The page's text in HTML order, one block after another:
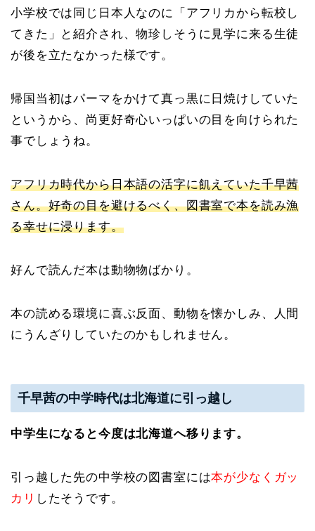
小学校では同じ日本人なのに「アフリカから転校し
てきた」と紹介され、物珍しそうに見学に来る生徒
が後を立たなかった様です。
帰国当初はパーマをかけて真っ黒に日焼けしていた
というから、尚更好奇心いっぱいの目を向けられた
事でしょうね。
アフリカ時代から日本語の活字に飢えていた千早茜
さん。好奇の目を避けるべく、図書室で本を読み漁
る幸せに浸ります。
好んで読んだ本は動物物ばかり。
本の読める環境に喜ぶ反面、動物を懐かしみ、人間
にうんざりしていたのかもしれません。
千早茜の中学時代は北海道に引っ越し
中学生になると今度は北海道へ移ります。
引っ越した先の中学校の図書室には本が少なくガッ
カリ したそうです。